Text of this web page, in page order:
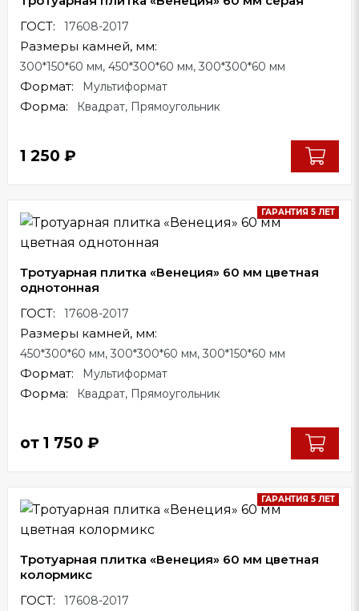
ГОСТ: 17608-2017
Размеры камней, мм:
300*150*60 мм, 450*300*60 мм, 300*300*60 мм
Формат: Мультиформат
Форма: Квадрат, Прямоугольник
1 250 ₽
Тротуарная плитка «Венеция» 60 мм цветная
однотонная
ГАРАНТИЯ 5 ЛЕТ
ГОСТ: 17608-2017
Размеры камней, мм:
450*300*60 мм, 300*300*60 мм, 300*150*60 мм
Формат: Мультиформат
Форма: Квадрат, Прямоугольник
от 1 750 ₽
Тротуарная плитка «Венеция» 60 мм цветная
колормикс
ГАРАНТИЯ 5 ЛЕТ
ГОСТ: 17608-2017